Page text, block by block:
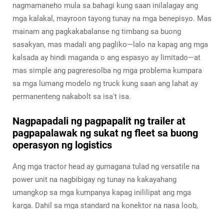
nagmamaneho mula sa bahagi kung saan inilalagay ang
mga kalakal, mayroon tayong tunay na mga benepisyo. Mas
mainam ang pagkakabalanse ng timbang sa buong
sasakyan, mas madali ang pagliko—lalo na kapag ang mga
kalsada ay hindi maganda o ang espasyo ay limitado—at
mas simple ang pagreresolba ng mga problema kumpara
sa mga lumang modelo ng truck kung saan ang lahat ay
permanenteng nakabolt sa isa't isa.
Nagpapadali ng pagpapalit ng trailer at
pagpapalawak ng sukat ng fleet sa buong
operasyon ng logistics
Ang mga tractor head ay gumagana tulad ng versatile na
power unit na nagbibigay ng tunay na kakayahang
umangkop sa mga kumpanya kapag inililipat ang mga
karga. Dahil sa mga standard na konektor na nasa loob,